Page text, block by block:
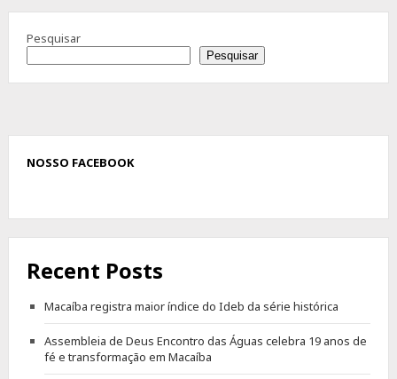
Pesquisar
Pesquisar
NOSSO FACEBOOK
Recent Posts
Macaíba registra maior índice do Ideb da série histórica
Assembleia de Deus Encontro das Águas celebra 19 anos de
fé e transformação em Macaíba